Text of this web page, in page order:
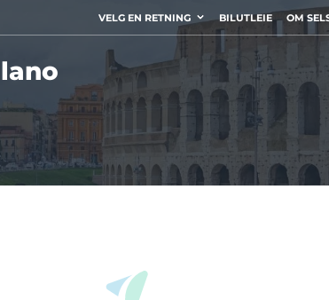
VELG EN RETNING BILUTLEIE OM